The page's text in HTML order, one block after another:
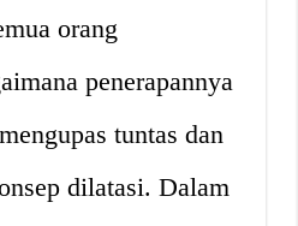
orang
penerapannya
tuntas dan
dilatasi. Dalam